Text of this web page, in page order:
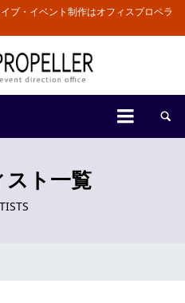
ブ・イベント制作はオフィスプロペラ
 
スト一覧